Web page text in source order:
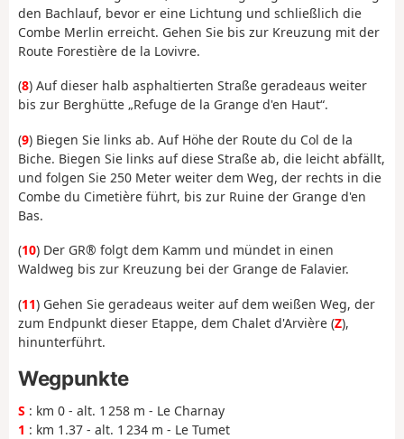
den Bachlauf, bevor er eine Lichtung und schließlich die
Combe Merlin erreicht. Gehen Sie bis zur Kreuzung mit der
Route Forestière de la Lovivre.
(8) Auf dieser halb asphaltierten Straße geradeaus weiter
bis zur Berghütte „Refuge de la Grange d'en Haut“.
(9) Biegen Sie links ab. Auf Höhe der Route du Col de la
Biche. Biegen Sie links auf diese Straße ab, die leicht abfällt,
und folgen Sie 250 Meter weiter dem Weg, der rechts in die
Combe du Cimetière führt, bis zur Ruine der Grange d'en
Bas.
(10) Der GR® folgt dem Kamm und mündet in einen
Waldweg bis zur Kreuzung bei der Grange de Falavier.
(11) Gehen Sie geradeaus weiter auf dem weißen Weg, der
zum Endpunkt dieser Etappe, dem Chalet d'Arvière (Z),
hinunterführt.
Wegpunkte
S : km 0 - alt. 1 258 m - Le Charnay
1 : km 1.37 - alt. 1 234 m - Le Tumet